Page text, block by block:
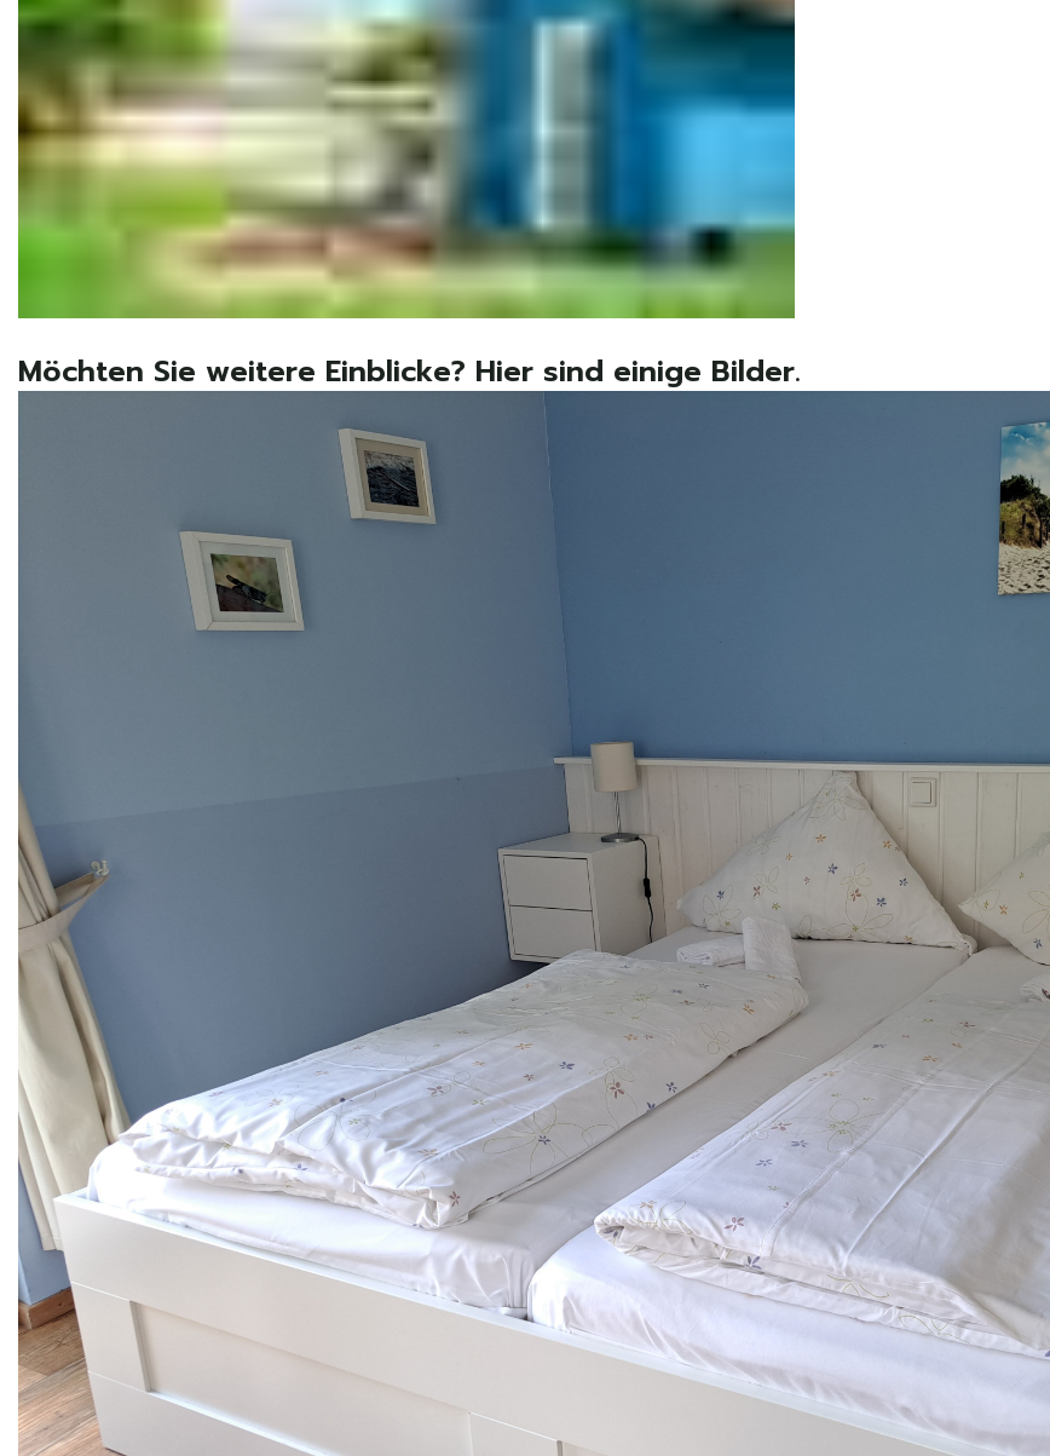
Möchten Sie weitere Einblicke? Hier sind einige Bilder.